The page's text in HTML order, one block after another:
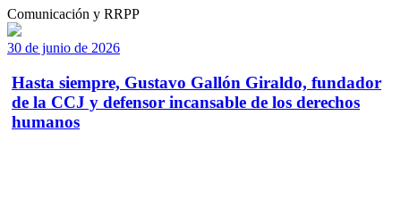
Comunicación y RRPP
30 de junio de 2026
Hasta siempre, Gustavo Gallón Giraldo, fundador
de la CCJ y defensor incansable de los derechos
humanos